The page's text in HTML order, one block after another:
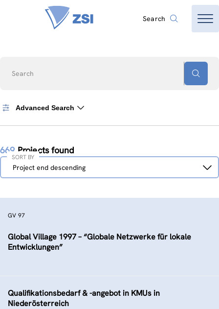
Search
Search
Advanced Search
669 Projects found
Sort
Project end descending
SORT BY
GV 97
Global Village 1997 – “Globale Netzwerke für lokale
Entwicklungen”
Qualifikationsbedarf & -angebot in KMUs in
Niederösterreich